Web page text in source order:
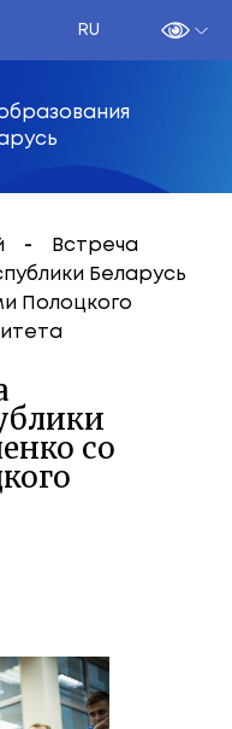
RU
Встреча
Беларусь
Полоцкого
со